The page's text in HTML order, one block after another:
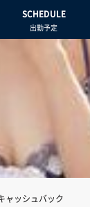
SCHEDULE
出勤予定
ャッシュバック